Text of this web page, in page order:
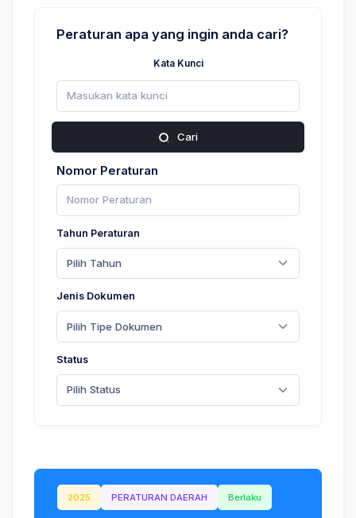
Peraturan apa yang ingin anda cari?
Kata Kunci
Cari
Nomor Peraturan
Tahun Peraturan
Pilih Tahun
Jenis Dokumen
Pilih Tipe Dokumen
Status
Pilih Status
2025 PERATURAN DAERAH Berlaku